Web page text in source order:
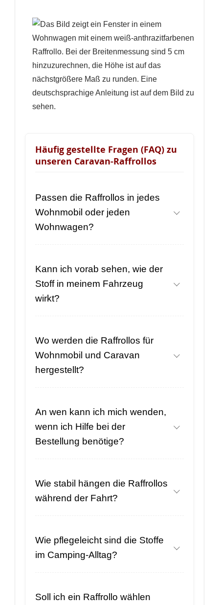
Häufig gestellte Fragen (FAQ) zu
unseren Caravan-Raffrollos
Passen die Raffrollos in jedes
Wohnmobil oder jeden
Wohnwagen?
Kann ich vorab sehen, wie der
Stoff in meinem Fahrzeug
wirkt?
Wo werden die Raffrollos für
Wohnmobil und Caravan
hergestellt?
An wen kann ich mich wenden,
wenn ich Hilfe bei der
Bestellung benötige?
Wie stabil hängen die Raffrollos
während der Fahrt?
Wie pflegeleicht sind die Stoffe
im Camping-Alltag?
Soll ich ein Raffrollo wählen